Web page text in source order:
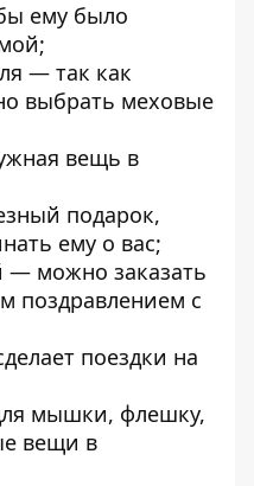
ему было
— так как
выбрать меховые
вещь в
подарок,
ему о вас;
— можно заказать
поздравлением с
поездки на
мышки, флешку,
вещи в